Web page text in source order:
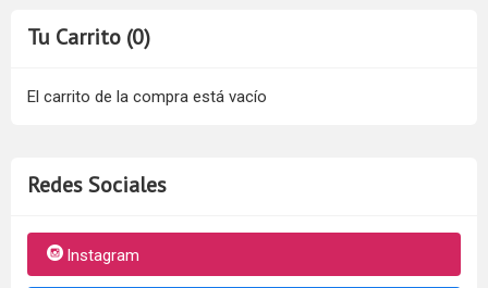
Tu Carrito (0)
El carrito de la compra está vacío
Redes Sociales
Instagram